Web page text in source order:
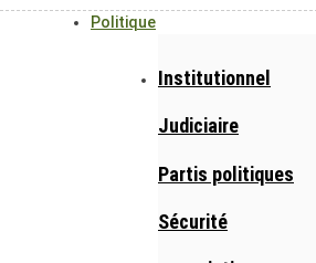
Politique
Institutionnel
Judiciaire
Partis politiques
Sécurité